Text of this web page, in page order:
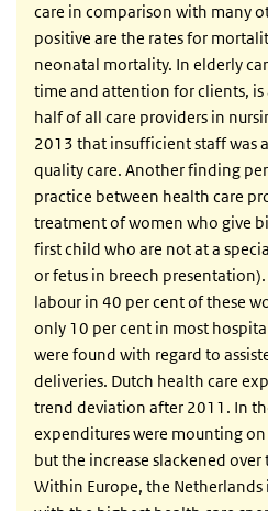
care in comparison with many
positive are the rates for
neonatal mortality. In elderly
time and attention for clients,
half of all care providers in
2013 that insufficient staff was
quality care. Another finding
practice between health care
treatment of women who give
first child who are not at a
or fetus in breech
labour in 40 per cent of these
only 10 per cent in most
were found with regard to
deliveries. Dutch health care
trend deviation after 2011. In
expenditures were mounting on
but the increase slackened over
Within Europe, the